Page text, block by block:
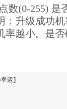
数(0-255) 是
：升级成功
率越小。是
幸运]